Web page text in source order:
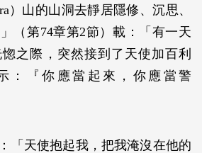
）山的山洞去靜居隱修、沉思、
（第74章第2節）載：「有一天
之際，突然接到了天使加百利
示：『你應當起來，你應當警
「天使抱起我，把我淹沒在他的